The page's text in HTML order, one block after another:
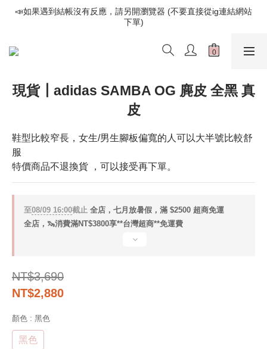
📣如果遇到結帳沒有反應，請另開瀏覽器 (不要直接從ig連結網站
下單)
📣如果遇到結帳沒有反應，請另開瀏覽器 (不要直接從ig連結網站
下單)
歡迎光臨૮⍝• ᴥ •⍝ა 新品請追蹤官方INSTAGRAM
下單)
現貨┃adidas SAMBA OG 麂皮 全黑 真
皮
鞋型比較窄長，女生/男生腳板偏寬的人可以大半號比較舒
服
特價商品不退換貨 ，可以接受再下單。
至08/09 16:00截止 全店，七月放暑假，滿 $2500 超商免運
全店，🦦消費滿NT$3800享**台灣超商**免運費
NT$3,690
NT$2,880
顏色 : 黑色
黑色